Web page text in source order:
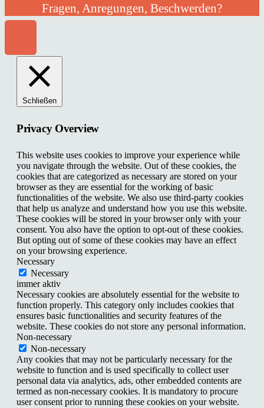
Fragen, Anregungen, Beschwerden?
Schließen
Privacy Overview
This website uses cookies to improve your experience while
you navigate through the website. Out of these cookies, the
cookies that are categorized as necessary are stored on your
browser as they are essential for the working of basic
functionalities of the website. We also use third-party cookies
that help us analyze and understand how you use this website.
These cookies will be stored in your browser only with your
consent. You also have the option to opt-out of these cookies.
But opting out of some of these cookies may have an effect
on your browsing experience.
Necessary
Necessary
immer aktiv
Necessary cookies are absolutely essential for the website to
function properly. This category only includes cookies that
ensures basic functionalities and security features of the
website. These cookies do not store any personal information.
Non-necessary
Non-necessary
Any cookies that may not be particularly necessary for the
website to function and is used specifically to collect user
personal data via analytics, ads, other embedded contents are
termed as non-necessary cookies. It is mandatory to procure
user consent prior to running these cookies on your website.